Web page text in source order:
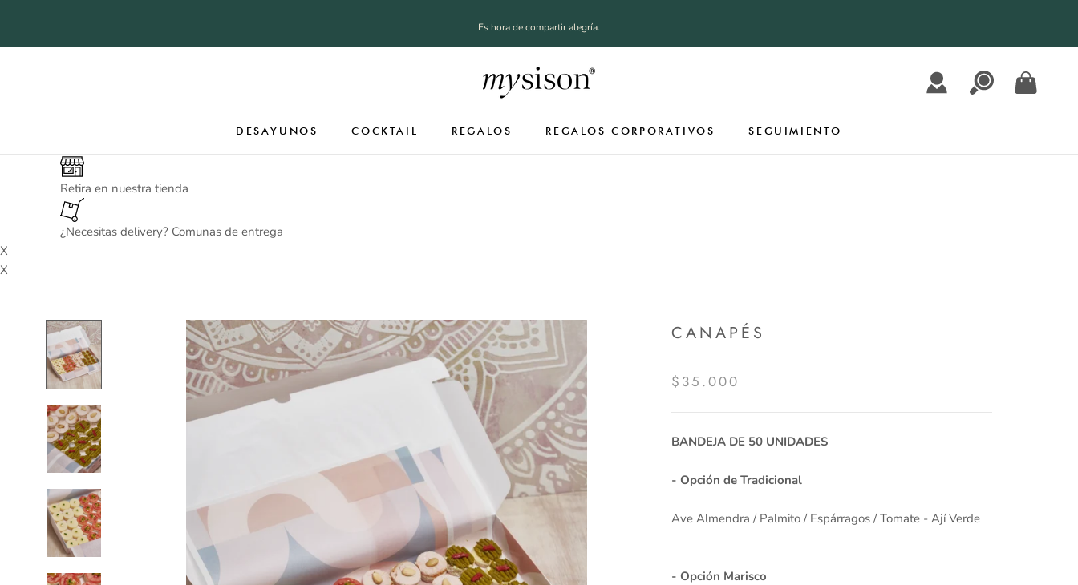
contenido
Es hora de compartir alegría.
DESAYUNOS
COCKTAIL
REGALOS
REGALOS CORPORATIVOS
SEGUIMIENTO
Retira en nuestra tienda
¿Necesitas delivery? Comunas de entrega
X
X
CANAPÉS
$35.000
BANDEJA DE 50 UNIDADES
- Opción de Tradicional
Ave Almendra / Palmito / Espárragos / Tomate - Ají Verde
- Opción Marisco